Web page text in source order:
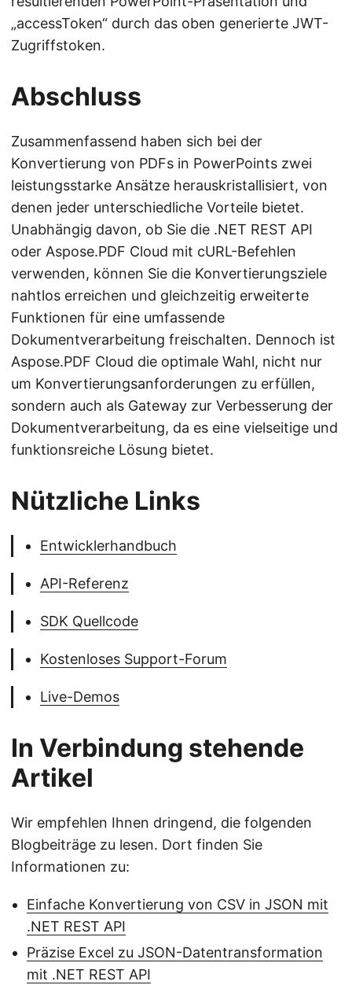
„accessToken“ durch das oben generierte JWT-
Zugriffstoken.
Abschluss
Zusammenfassend haben sich bei der
Konvertierung von PDFs in PowerPoints zwei
leistungsstarke Ansätze herauskristallisiert, von
denen jeder unterschiedliche Vorteile bietet.
Unabhängig davon, ob Sie die .NET REST API
oder Aspose.PDF Cloud mit cURL-Befehlen
verwenden, können Sie die Konvertierungsziele
nahtlos erreichen und gleichzeitig erweiterte
Funktionen für eine umfassende
Dokumentverarbeitung freischalten. Dennoch ist
Aspose.PDF Cloud die optimale Wahl, nicht nur
um Konvertierungsanforderungen zu erfüllen,
sondern auch als Gateway zur Verbesserung der
Dokumentverarbeitung, da es eine vielseitige und
funktionsreiche Lösung bietet.
Nützliche Links
Entwicklerhandbuch
API-Referenz
SDK Quellcode
Kostenloses Support-Forum
Live-Demos
In Verbindung stehende
Artikel
Wir empfehlen Ihnen dringend, die folgenden
Blogbeiträge zu lesen. Dort finden Sie
Informationen zu:
Einfache Konvertierung von CSV in JSON mit
.NET REST API
Präzise Excel zu JSON-Datentransformation
mit .NET REST API